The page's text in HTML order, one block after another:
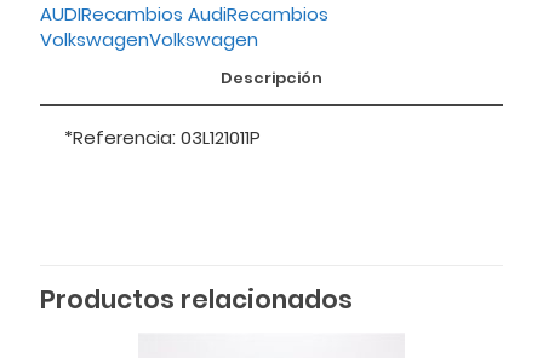
AUDIRecambios AudiRecambios
VolkswagenVolkswagen
Descripción
*Referencia: 03L121011P
Productos relacionados